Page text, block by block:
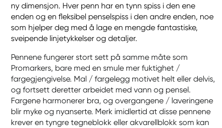
ny dimensjon. Hver penn har en tynn spiss i den ene
enden og en fleksibel penselspiss i den andre enden, noe
som hjelper deg med å lage en mengde fantastiske,
sveipende linjetykkelser og detaljer.
Pennene fungerer stort sett på samme måte som
Promarkers, bare med en smule mer fuktighet /
fargegjengivelse. Mal / fargelegg motivet helt eller delvis,
og fortsett deretter arbeidet med vann og pensel.
Fargene harmonerer bra, og overgangene / laveringene
blir myke og nyanserte. Merk imidlertid at disse pennene
krever en tyngre tegneblokk eller akvarellblokk som kan